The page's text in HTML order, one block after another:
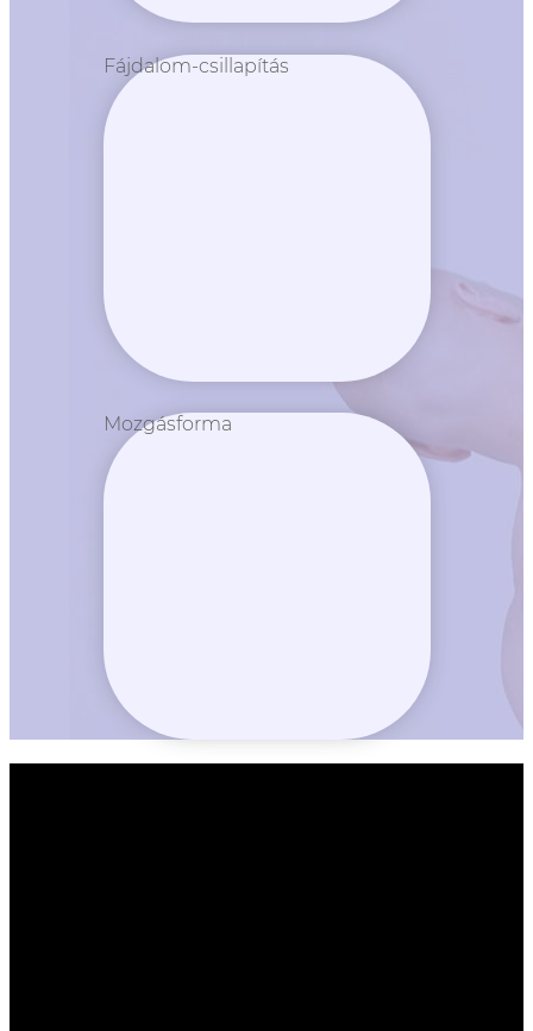
Fájdalom-csillapítás
Mozgásforma